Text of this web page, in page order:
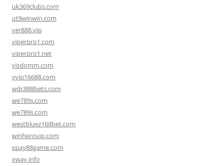
uk369clubs.com
ut9winwin.com
ver888.vip
viperpro1.com
viperpro1.net
visdomm.com
vvip16688.com
wdc888bets.com
we789s.com
we789s.com
westbluez168bet.com
winherovip.com
xpay88game.com
xway.info